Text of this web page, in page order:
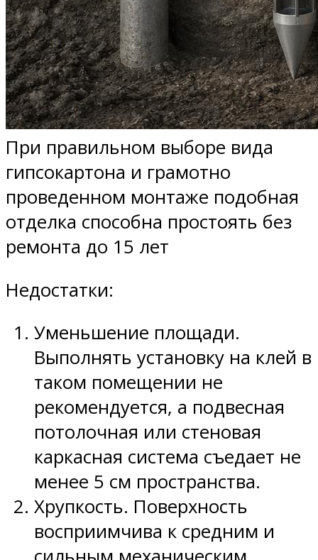
При правильном выборе вида
гипсокартона и грамотно
проведенном монтаже подобная
отделка способна простоять без
ремонта до 15 лет
Недостатки:
Уменьшение площади.
Выполнять установку на клей в
таком помещении не
рекомендуется, а подвесная
потолочная или стеновая
каркасная система съедает не
менее 5 см пространства.
Хрупкость. Поверхность
восприимчива к средним и